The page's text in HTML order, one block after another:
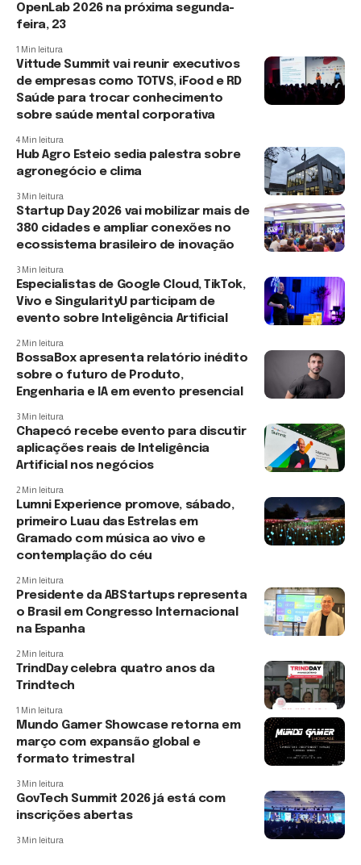
OpenLab 2026 na próxima segunda-
feira, 23
1 Min leitura
Vittude Summit vai reunir executivos
de empresas como TOTVS, iFood e RD
Saúde para trocar conhecimento
sobre saúde mental corporativa
4 Min leitura
Hub Agro Esteio sedia palestra sobre
agronegócio e clima
3 Min leitura
Startup Day 2026 vai mobilizar mais de
380 cidades e ampliar conexões no
ecossistema brasileiro de inovação
3 Min leitura
Especialistas de Google Cloud, TikTok,
Vivo e SingularityU participam de
evento sobre Inteligência Artificial
2 Min leitura
BossaBox apresenta relatório inédito
sobre o futuro de Produto,
Engenharia e IA em evento presencial
3 Min leitura
Chapecó recebe evento para discutir
aplicações reais de Inteligência
Artificial nos negócios
2 Min leitura
Lumni Experience promove, sábado,
primeiro Luau das Estrelas em
Gramado com música ao vivo e
contemplação do céu
2 Min leitura
Presidente da ABStartups representa
o Brasil em Congresso Internacional
na Espanha
2 Min leitura
TrindDay celebra quatro anos da
Trindtech
1 Min leitura
Mundo Gamer Showcase retorna em
março com expansão global e
formato trimestral
3 Min leitura
GovTech Summit 2026 já está com
inscrições abertas
3 Min leitura